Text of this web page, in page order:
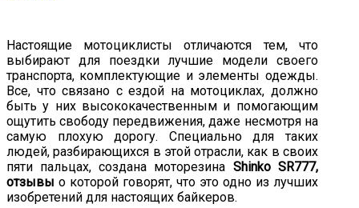
Настоящие мотоциклисты отличаются тем, что
выбирают для поездки лучшие модели своего
транспорта, комплектующие и элементы одежды.
Все, что связано с ездой на мотоциклах, должно
быть у них высококачественным и помогающим
ощутить свободу передвижения, даже несмотря на
самую плохую дорогу. Специально для таких
людей, разбирающихся в этой отрасли, как в своих
пяти пальцах, создана моторезина Shinko SR777,
отзывы о которой говорят, что это одно из лучших
изобретений для настоящих байкеров.